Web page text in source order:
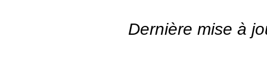
Dernière mise à